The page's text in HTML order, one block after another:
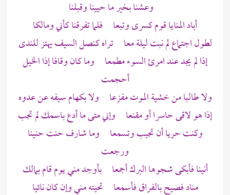
وعشنا بخير ما حيينا وقبلنا
أباد المنايا قوم كسرى وتبعا فلما تفرقنا كأنيومالكا
لطول اجتماع لم نبت ليلة معا تراه كنصل السيف يهتز للندى
إذا لم يجد عند امرئ السوء مطمعا وما كان وقافا إذا الخيل
أحجمت
ولا طالبا من خشية الموت مفزعا ولا بكهام سيفه عن عدوه
إذا هو لاقى حاسرا أو مقنعا وإني متى ما أدع باسمك لم تجب
وكنت حريا أن تجيب وتسمعا وما شارف حنت حنينا
ورجعت
أنينا فأبكى شجوها البرك أجمعا بأوجد مني يوم قام بمالك
مناد فصيح بالفراق فأسمعا تحيته مني وإن كان نائيا